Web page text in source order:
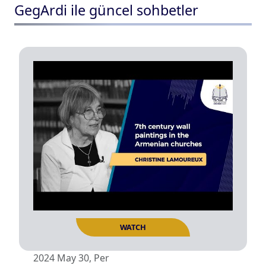
GegArdi ile güncel sohbetler
2024 May 30, Per